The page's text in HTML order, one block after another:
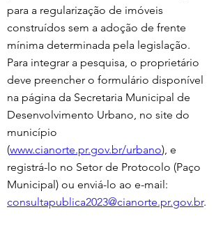
para a regularização de imóveis
construídos sem a adoção de frente
mínima determinada pela legislação.
Para integrar a pesquisa, o proprietário
deve preencher o formulário disponível
na página da Secretaria Municipal de
Desenvolvimento Urbano, no site do
município
(www.cianorte.pr.gov.br/urbano), e
registrá-lo no Setor de Protocolo (Paço
Municipal) ou enviá-lo ao e-mail:
consultapublica2023@cianorte.pr.gov.br.